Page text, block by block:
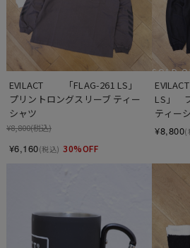
EVILACT 　　「FLAG-261 LS」
プリントロングスリーブ ティー
シャツ
¥8,800(税込)
¥6,160(税込) 30%OFF
SOLD
LS」　
ティー
¥8,800(